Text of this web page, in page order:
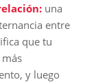
una
entre
que tu
y luego